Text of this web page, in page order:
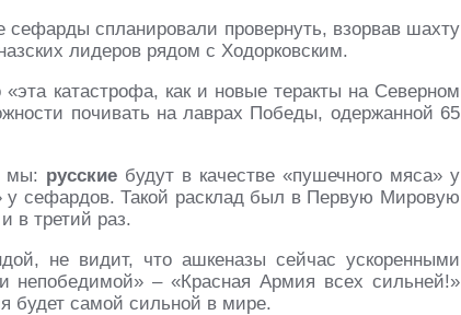
спланировали провернуть, взорвав шахту
лидеров рядом с Ходорковским.
катастрофа, как и новые теракты на Северном
почивать на лаврах Победы, одержанной 65
мы: русские будут в качестве «пушечного мяса» у
сефардов. Такой расклад был в Первую Мировую
в третий раз.
не видит, что ашкеназы сейчас ускоренными
непобедимой» – «Красная Армия всех сильней!»
будет самой сильной в мире.